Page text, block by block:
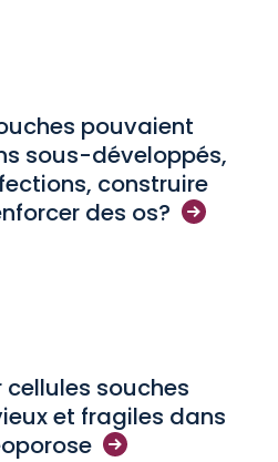
pouvaient
sous-développés,
construire
des os?
souches
et fragiles dans